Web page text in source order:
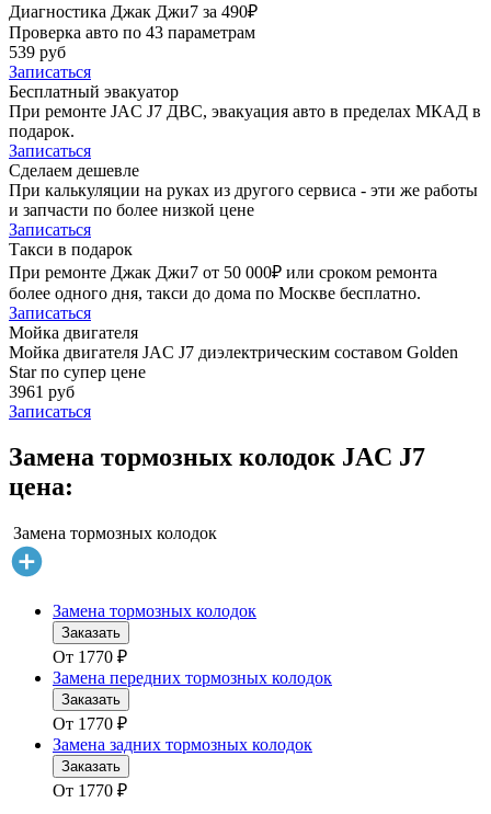
Диагностика Джак Джи7 за 490₽
Проверка авто по 43 параметрам
539 руб
Записаться
Бесплатный эвакуатор
При ремонте JAC J7 ДВС, эвакуация авто в пределах МКАД в
подарок.
Записаться
Сделаем дешевле
При калькуляции на руках из другого сервиса - эти же работы
и запчасти по более низкой цене
Записаться
Такси в подарок
При ремонте Джак Джи7 от 50 000₽ или сроком ремонта
более одного дня, такси до дома по Москве бесплатно.
Записаться
Мойка двигателя
Мойка двигателя JAC J7 диэлектрическим составом Golden
Star по супер цене
3961 руб
Записаться
Замена тормозных колодок JAC J7
цена:
Замена тормозных колодок
Замена тормозных колодок
Заказать
От 1770 ₽
Замена передних тормозных колодок
Заказать
От 1770 ₽
Замена задних тормозных колодок
Заказать
От 1770 ₽